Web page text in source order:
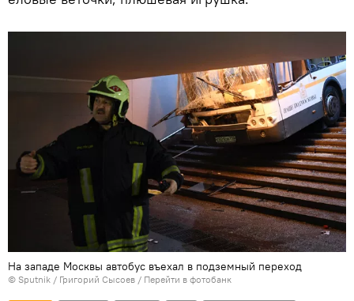
На западе Москвы автобус въехал в подземный переход
© Sputnik / Григорий Сысоев / Перейти в фотобанк